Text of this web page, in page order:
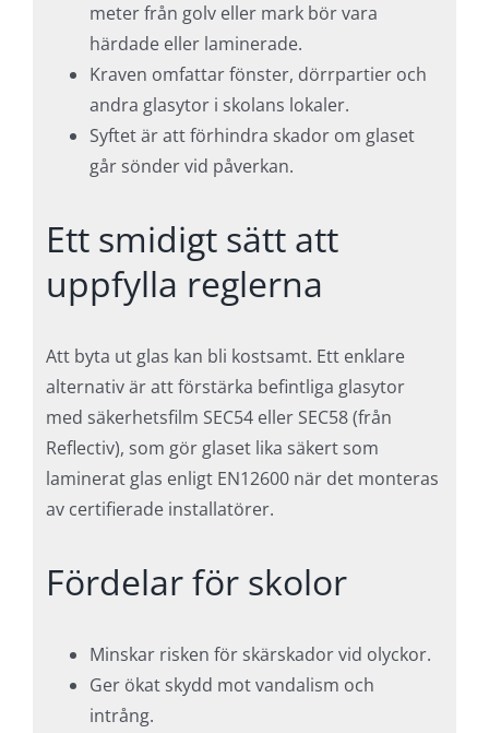
meter från golv eller mark bör vara
härdade eller laminerade.
Kraven omfattar fönster, dörrpartier och
andra glasytor i skolans lokaler.
Syftet är att förhindra skador om glaset
går sönder vid påverkan.
Ett smidigt sätt att
uppfylla reglerna
Att byta ut glas kan bli kostsamt. Ett enklare
alternativ är att förstärka befintliga glasytor
med säkerhetsfilm SEC54 eller SEC58 (från
Reflectiv), som gör glaset lika säkert som
laminerat glas enligt EN12600 när det monteras
av certifierade installatörer.
Fördelar för skolor
Minskar risken för skärskador vid olyckor.
Ger ökat skydd mot vandalism och
intrång.